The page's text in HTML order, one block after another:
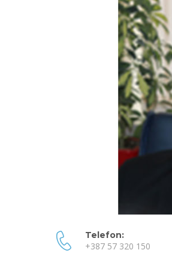
Telefon:
+387 57 320 150